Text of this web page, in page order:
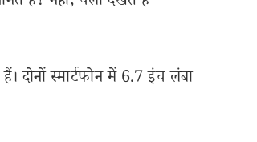
दोनों स्मार्टफोन में 6.7 इंच लंबा